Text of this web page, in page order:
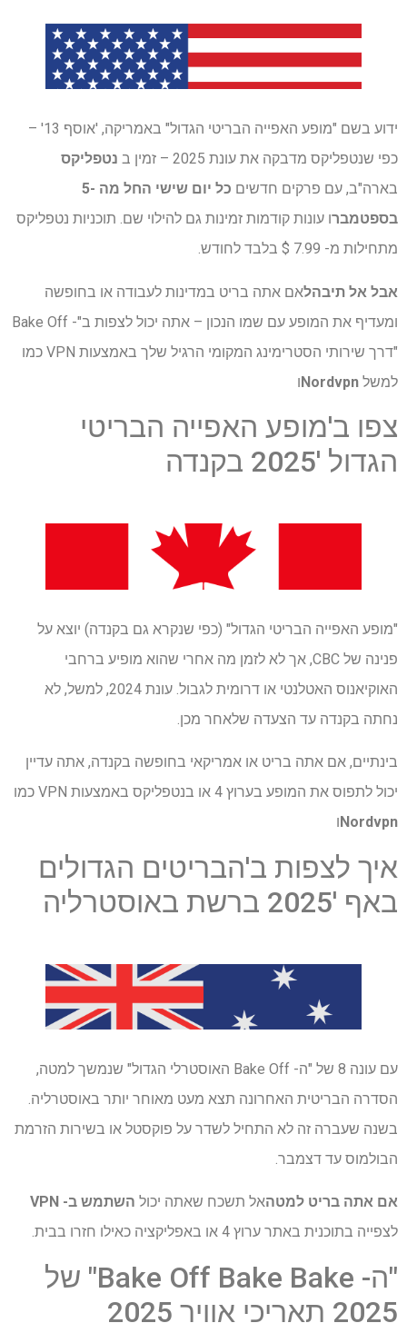
ידוע בשם "מופע האפייה הבריטי הגדול" באמריקה, 'אוסף 13' –
כפי שנטפליקס מדבקה את עונת 2025 – זמין ב
נטפליקס
בארה"ב, עם פרקים חדשים
כל יום שישי החל מה -5
בספטמברו עונות קודמות זמינות גם להילוי שם. תוכניות נטפליקס
מתחילות מ- 7.99 $ בלבד לחודש.
אבל אל תיבהלאם אתה בריט במדינות לעבודה או בחופשה
ומעדיף את המופע עם שמו הנכון – אתה יכול לצפות ב"- Bake Off
"דרך שירותי הסטרימינג המקומי הרגיל שלך באמצעות VPN כמו
למשל Nordvpnו
צפו ב'מופע האפייה הבריטי
הגדול '2025 בקנדה
"מופע האפייה הבריטי הגדול" (כפי שנקרא גם בקנדה) יוצא על
פנינה של CBC, אך לא לזמן מה אחרי שהוא מופיע ברחבי
האוקיאנוס האטלנטי או דרומית לגבול. עונת 2024, למשל, לא
נחתה בקנדה עד הצעדה שלאחר מכן.
בינתיים, אם אתה בריט או אמריקאי בחופשה בקנדה, אתה עדיין
יכול לתפוס את המופע בערוץ 4 או בנטפליקס באמצעות VPN כמו
Nordvpnו
איך לצפות ב'הבריטים הגדולים
באף '2025 ברשת באוסטרליה
עם עונה 8 של "ה- Bake Off האוסטרלי הגדול" שנמשך למטה,
הסדרה הבריטית האחרונה תצא מעט מאוחר יותר באוסטרליה.
בשנה שעברה זה לא התחיל לשדר על פוקסטל או בשירות הזרמת
הבולמוס עד דצמבר.
אם אתה בריט למטהאל תשכח שאתה יכול השתמש ב- VPN
לצפייה בתוכנית באתר ערוץ 4 או באפליקציה כאילו חזרו בבית.
"ה- Bake Off Bake Bake" של
2025 תאריכי אוויר 2025